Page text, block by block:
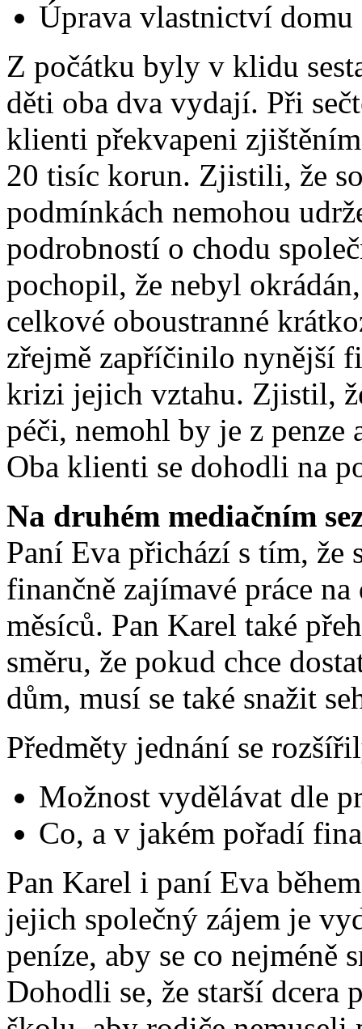
Úprava vlastnictví domu
Z počátku byly v klidu
děti oba dva vydají. Při
klienti překvapeni
20 tisíc korun. Zjistili, že
podmínkách nemohou
podrobností o chodu
pochopil, že nebyl
celkové oboustranné
zřejmě zapříčinilo nynější
krizi jejich vztahu. Zjistil,
péči, nemohl by je z penze
Oba klienti se dohodli na
Na druhém mediačním
Paní Eva přichází s tím, že
finančně zajímavé práce
měsíců. Pan Karel také
směru, že pokud chce
dům, musí se také snažit
Předměty jednání se
Možnost vydělávat dle
Co, a v jakém pořadí
Pan Karel i paní Eva
jejich společný zájem je
peníze, aby se co nejméně
Dohodli se, že starší dcera